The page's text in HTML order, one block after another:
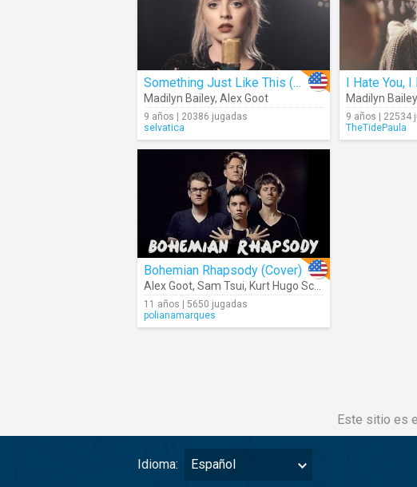
Something Just Like This (Cover)
Madilyn Bailey, Alex Goot
9 años | 20386 jugadas
selvatica
I Hate You,
Madilyn Bailey
9 años | 22534
TheTidePaula
Bohemian Rhapsody (Cover)
Alex Goot, Sam Tsui, Kurt Hugo Schneider
11 años | 5650 jugadas
polianamarques
Este sitio es
Idioma: Español